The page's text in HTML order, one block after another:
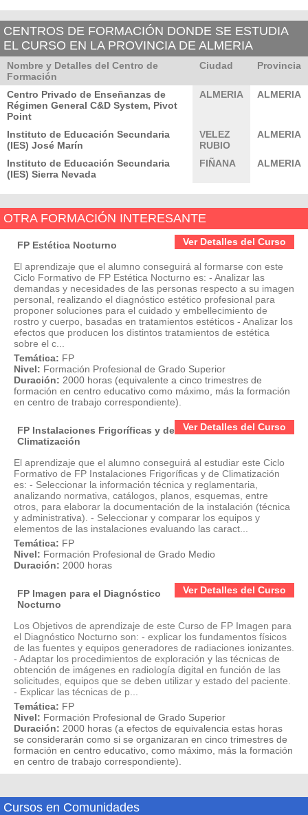
CENTROS DE FORMACIÓN DONDE SE ESTUDIA
EL CURSO EN LA PROVINCIA DE ALMERIA
Nombre y Detalles del Centro de
Formación
Ciudad Provincia
Centro Privado de Enseñanzas de
Régimen General C&D System, Pivot
Point
ALMERIA ALMERIA
Instituto de Educación Secundaria
(IES) José Marín
VELEZ
RUBIO
ALMERIA
Instituto de Educación Secundaria
(IES) Sierra Nevada
FIÑANA ALMERIA
OTRA FORMACIÓN INTERESANTE
Ver Detalles del Curso
FP Estética Nocturno
El aprendizaje que el alumno conseguirá al formarse con este
Ciclo Formativo de FP Estética Nocturno es: - Analizar las
demandas y necesidades de las personas respecto a su imagen
personal, realizando el diagnóstico estético profesional para
proponer soluciones para el cuidado y embellecimiento de
rostro y cuerpo, basadas en tratamientos estéticos - Analizar los
efectos que producen los distintos tratamientos de estética
sobre el c...
Temática: FP
Nivel: Formación Profesional de Grado Superior
Duración: 2000 horas (equivalente a cinco trimestres de
formación en centro educativo como máximo, más la formación
en centro de trabajo correspondiente).
Ver Detalles del Curso
FP Instalaciones Frigoríficas y de
Climatización
El aprendizaje que el alumno conseguirá al estudiar este Ciclo
Formativo de FP Instalaciones Frigoríficas y de Climatización
es: - Seleccionar la información técnica y reglamentaria,
analizando normativa, catálogos, planos, esquemas, entre
otros, para elaborar la documentación de la instalación (técnica
y administrativa). - Seleccionar y comparar los equipos y
elementos de las instalaciones evaluando las caract...
Temática: FP
Nivel: Formación Profesional de Grado Medio
Duración: 2000 horas
Ver Detalles del Curso
FP Imagen para el Diagnóstico
Nocturno
Los Objetivos de aprendizaje de este Curso de FP Imagen para
el Diagnóstico Nocturno son: - explicar los fundamentos físicos
de las fuentes y equipos generadores de radiaciones ionizantes.
- Adaptar los procedimientos de exploración y las técnicas de
obtención de imágenes en radiología digital en función de las
solicitudes, equipos que se deben utilizar y estado del paciente.
- Explicar las técnicas de p...
Temática: FP
Nivel: Formación Profesional de Grado Superior
Duración: 2000 horas (a efectos de equivalencia estas horas
se considerarán como si se organizaran en cinco trimestres de
formación en centro educativo, como máximo, más la formación
en centro de trabajo correspondiente).
Cursos en Comunidades